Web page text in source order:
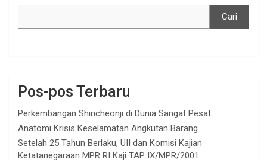
Cari
Pos-pos Terbaru
Perkembangan Shincheonji di Dunia Sangat Pesat
Anatomi Krisis Keselamatan Angkutan Barang
Setelah 25 Tahun Berlaku, UII dan Komisi Kajian
Ketatanegaraan MPR RI Kaji TAP IX/MPR/2001